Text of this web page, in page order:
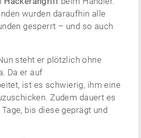
wurden daraufhin alle
gesperrt – und so auch
steht er plötzlich ohne
Da er auf
ist es schwierig, ihm eine
Zudem dauert es
bis diese geprägt und